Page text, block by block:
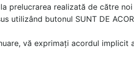
și serviciile pe
prelucrarea realizată de către
utilizând butonul SUNT DE
vă exprimați acordul implicit